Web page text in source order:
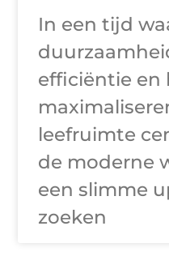
In een tijd
efficiëntie en
leefruimte
de moderne
een slimme
zoeken